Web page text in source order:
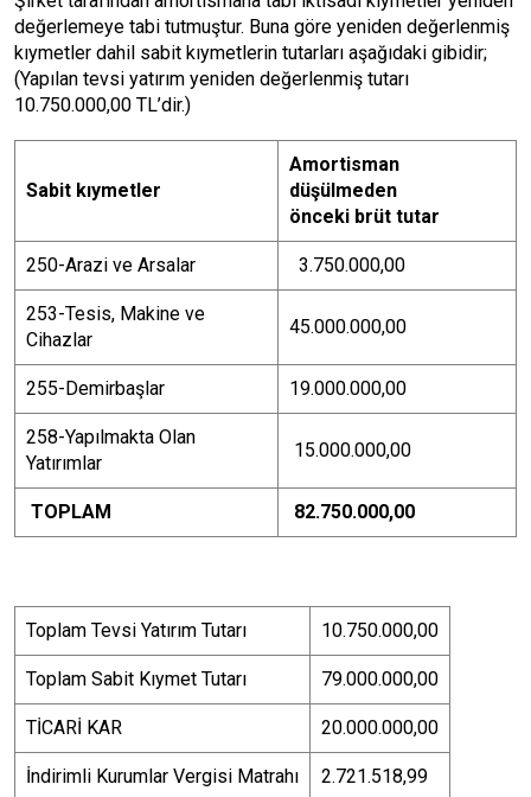
değerlemeye tabi tutmuştur. Buna göre yeniden değerlenmiş
kıymetler dahil sabit kıymetlerin tutarları aşağıdaki gibidir;
(Yapılan tevsi yatırım yeniden değerlenmiş tutarı
10.750.000,00 TL’dir.)
Sabit kıymetler
Amortisman
düşülmeden
önceki brüt tutar
250-Arazi ve Arsalar 3.750.000,00
253-Tesis, Makine ve
Cihazlar
45.000.000,00
255-Demirbaşlar 19.000.000,00
258-Yapılmakta Olan
Yatırımlar
15.000.000,00
TOPLAM 82.750.000,00
Toplam Tevsi Yatırım Tutarı 10.750.000,00
Toplam Sabit Kıymet Tutarı 79.000.000,00
TİCARİ KAR 20.000.000,00
İndirimli Kurumlar Vergisi Matrahı 2.721.518,99